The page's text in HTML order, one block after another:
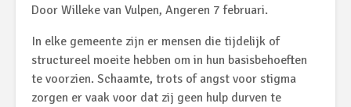
Door Willeke van Vulpen, Angeren 7 februari.
In elke gemeente zijn er mensen die tijdelijk of
structureel moeite hebben om in hun basisbehoeften
te voorzien. Schaamte, trots of angst voor stigma
zorgen er vaak voor dat zij geen hulp durven te